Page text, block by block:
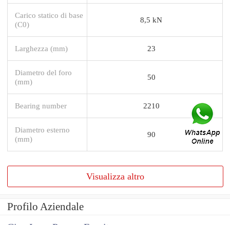
Carico statico di base
(C0)
8,5 kN
Larghezza (mm) 23
Diametro del foro
(mm)
50
Bearing number 2210
Diametro esterno
(mm)
90
Visualizza altro
Profilo Aziendale